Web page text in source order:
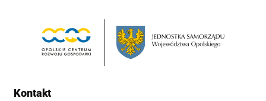
Kontakt